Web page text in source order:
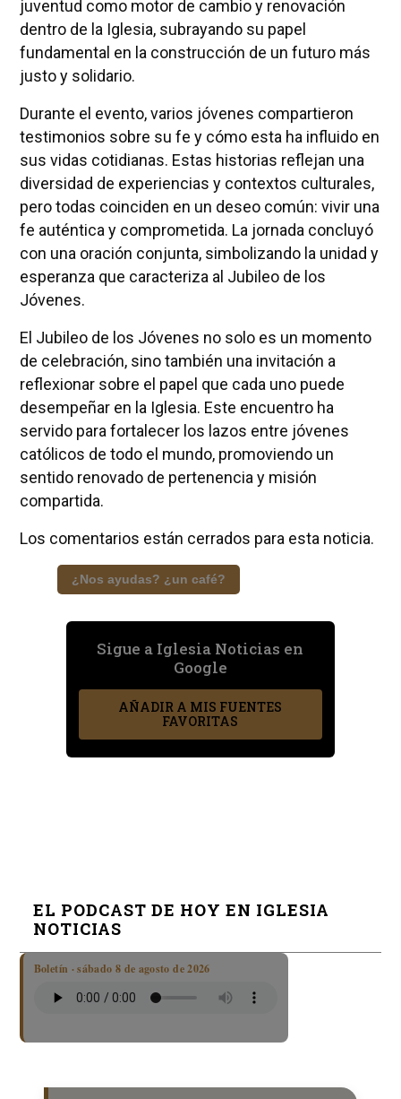
juventud como motor de cambio y renovación
dentro de la Iglesia, subrayando su papel
fundamental en la construcción de un futuro más
justo y solidario.
Durante el evento, varios jóvenes compartieron
testimonios sobre su fe y cómo esta ha influido en
sus vidas cotidianas. Estas historias reflejan una
diversidad de experiencias y contextos culturales,
pero todas coinciden en un deseo común: vivir una
fe auténtica y comprometida. La jornada concluyó
con una oración conjunta, simbolizando la unidad y
esperanza que caracteriza al Jubileo de los
Jóvenes.
El Jubileo de los Jóvenes no solo es un momento
de celebración, sino también una invitación a
reflexionar sobre el papel que cada uno puede
desempeñar en la Iglesia. Este encuentro ha
servido para fortalecer los lazos entre jóvenes
católicos de todo el mundo, promoviendo un
sentido renovado de pertenencia y misión
compartida.
Los comentarios están cerrados para esta noticia.
¿Nos ayudas? ¿un café?
Sigue a Iglesia Noticias en
Google
AÑADIR A MIS FUENTES
FAVORITAS
EL PODCAST DE HOY EN IGLESIA
NOTICIAS
Boletín · sábado 8 de agosto de 2026